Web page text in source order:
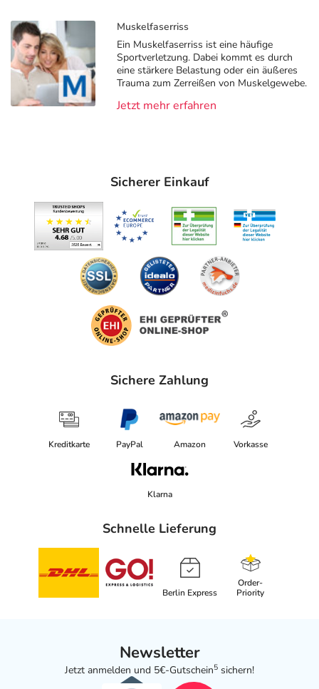
Muskelfaserriss
Ein Muskelfaserriss ist eine häufige
Sportverletzung. Dabei kommt es durch
eine stärkere Belastung oder ein äußeres
Trauma zum Zerreißen von Muskelgewebe.
Jetzt mehr erfahren
Sicherer Einkauf
Sichere Zahlung
Kreditkarte PayPal Amazon Vorkasse
Klarna
Schnelle Lieferung
Berlin Express
Order-
Priority
Newsletter
Jetzt anmelden und 5€-Gutschein5 sichern!